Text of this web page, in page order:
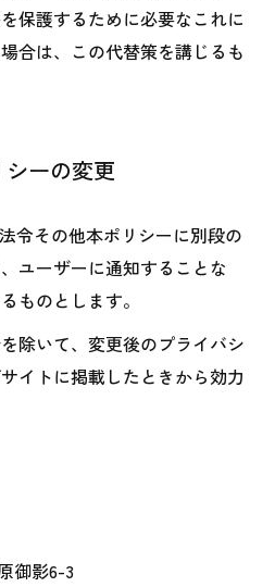
保護するために必要なこれに
合は、この代替策を講じるも
ーの変更
令その他本ポリシーに別段の
ユーザーに通知することな
ものとします。
除いて、変更後のプライバシ
イトに掲載したときから効力
御影6-3